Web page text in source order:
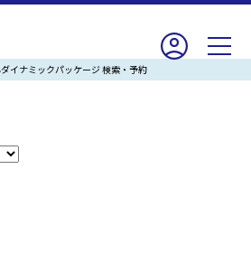
イナミックパッケージ 検索・予約